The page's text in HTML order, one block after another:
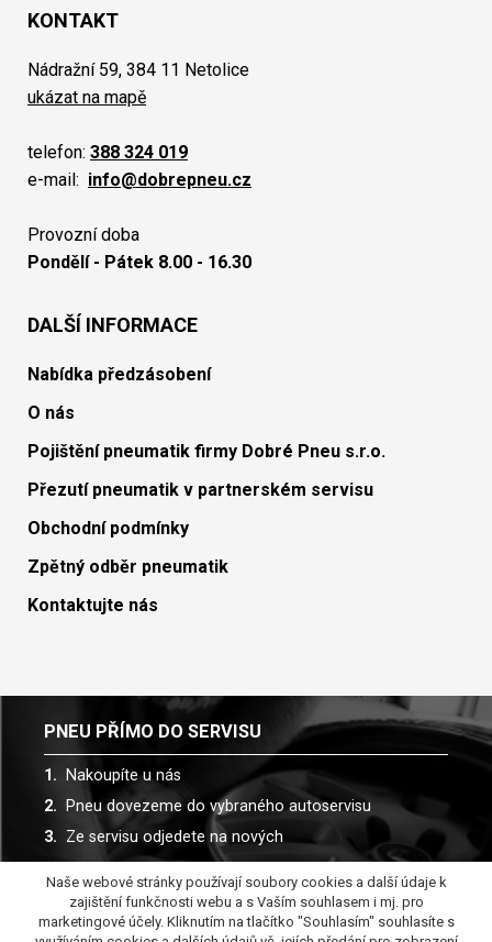
KONTAKT
Nádražní 59, 384 11 Netolice
ukázat na mapě
telefon: 388 324 019
e-mail: info@dobrepneu.cz
Provozní doba
Pondělí - Pátek 8.00 - 16.30
DALŠÍ INFORMACE
Nabídka předzásobení
O nás
Pojištění pneumatik firmy Dobré Pneu s.r.o.
Přezutí pneumatik v partnerském servisu
Obchodní podmínky
Zpětný odběr pneumatik
Kontaktujte nás
PNEU PŘÍMO DO SERVISU
Nakoupíte u nás
Pneu dovezeme do vybraného autoservisu
Ze servisu odjedete na nových
Spolupracujeme s více než 30 autoservisy
Naše webové stránky používají soubory cookies a další údaje k
zajištění funkčnosti webu a s Vaším souhlasem i mj. pro
marketingové účely. Kliknutím na tlačítko "Souhlasím" souhlasíte s